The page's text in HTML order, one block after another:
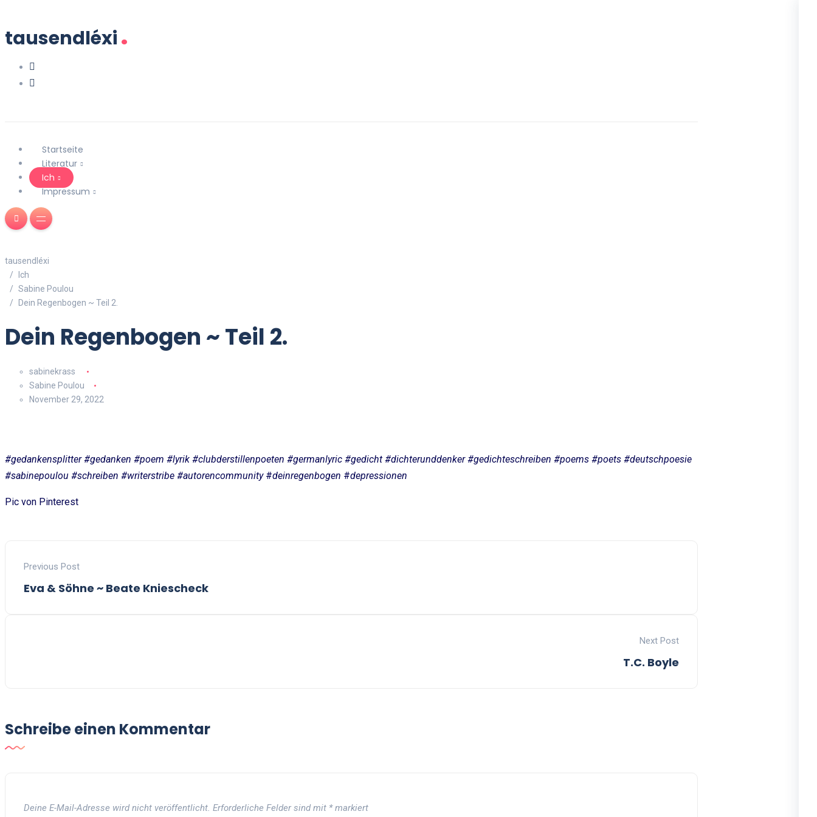
tausendléxi.
Startseite
Literatur
Ich
Impressum
tausendléxi
Ich
Sabine Poulou
Dein Regenbogen ~ Teil 2.
Dein Regenbogen ~ Teil 2.
sabinekrass
Sabine Poulou
November 29, 2022
#gedankensplitter #gedanken #poem #lyrik #clubderstillenpoeten #germanlyric #gedicht #dichterunddenker #gedichteschreiben #poems #poets #deutschpoesie
#sabinepoulou #schreiben #writerstribe #autorencommunity#deinregenbogen #depressionen
Pic von Pinterest
Previous Post
Eva & Söhne ~ Beate Kniescheck
Next Post
T.C. Boyle
Schreibe einen Kommentar
Deine E-Mail-Adresse wird nicht veröffentlicht. Erforderliche Felder sind mit *markiert